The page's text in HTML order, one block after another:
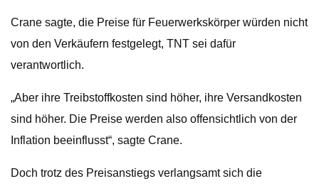
Crane sagte, die Preise für Feuerwerkskörper würden nicht
von den Verkäufern festgelegt, TNT sei dafür
verantwortlich.
„Aber ihre Treibstoffkosten sind höher, ihre Versandkosten
sind höher. Die Preise werden also offensichtlich von der
Inflation beeinflusst“, sagte Crane.
Doch trotz des Preisanstiegs verlangsamt sich die